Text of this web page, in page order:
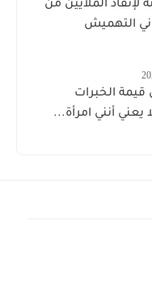
لإنقاذ الملايين من
التهميش
قيمة الخبرات
يعني أنني امرأة...